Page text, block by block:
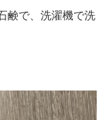
鹸で、洗濯機で洗